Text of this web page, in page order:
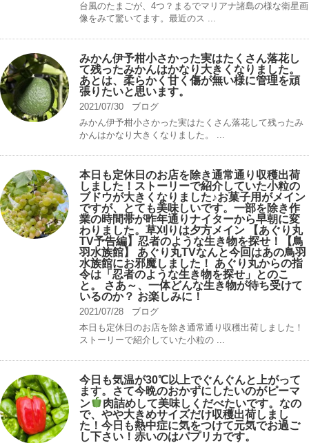
台風のたまごが、4つ？まるでマリアナ諸島の様な衛星画
像をみて驚いてます。最近のス ...
みかん伊予柑小さかった実はたくさん落花し
て残ったみかんはかなり大きくなりました。
あとは、柔らかく甘く傷が無い様に管理を頑
張りたいと思います。
2021/07/30
ブログ
みかん伊予柑小さかった実はたくさん落花して残ったみ
かんはかなり大きくなりました。 ...
本日も定休日のお店を除き通常通り収穫出荷
しました！ストーリーで紹介していた小粒の
ブドウが大きくなりました♪お菓子用がメイン
ですが、とても美味しいです。一部を除き作
業の時間帯が昨年通りナイターから早朝に変
わりました。草刈りは夕方メイン 【あぐり丸
TV予告編】忍者のような生き物を探せ！【鳥
羽水族館】 あぐり丸TVなんと今回はあの鳥羽
水族館にお邪魔しました！ あぐり丸からの指
令は「忍者のような生き物を探せ」とのこ
と。 さあ～、一体どんな生き物が待ち受けて
いるのか？ お楽しみに！
2021/07/28
ブログ
本日も定休日のお店を除き通常通り収穫出荷しました！
ストーリーで紹介していた小粒の ...
今日も気温が30℃以上でぐんぐんと上がって
ます。さて今晩のおかずにしたいのがピーマ
ン
肉詰めして美味しくだべたいです。なの
で、やや大きめサイズだけ収穫出荷しまし
た！今日も熱中症に気をつけて元気でお過ご
し下さい！赤いのはパプリカです。